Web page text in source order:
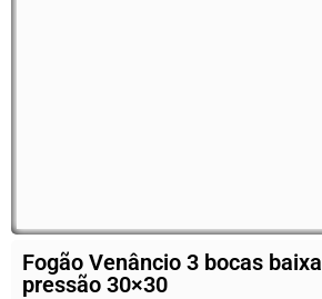
Fogão Venâncio 3 bocas baixa
pressão 30×30